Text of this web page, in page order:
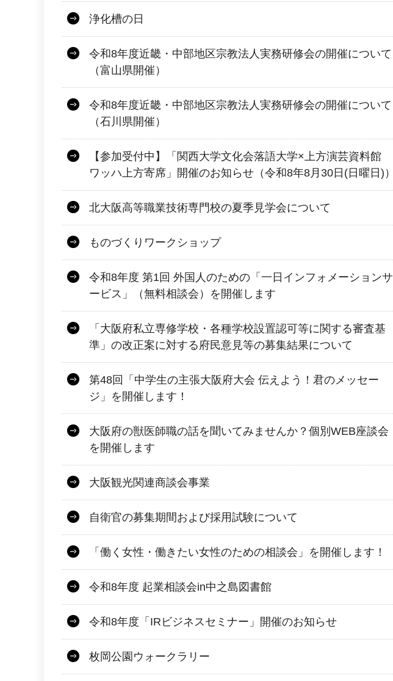
浄化槽の日
令和8年度近畿・中部地区宗教法人実務研修会の開催について
（富山県開催）
令和8年度近畿・中部地区宗教法人実務研修会の開催について
（石川県開催）
【参加受付中】「関西大学文化会落語大学×上方演芸資料館
ワッハ上方寄席」開催のお知らせ（令和8年8月30日(日曜日)）
北大阪高等職業技術専門校の夏季見学会について
ものづくりワークショップ
令和8年度 第1回 外国人のための「一日インフォメーションサ
ービス」（無料相談会）を開催します
「大阪府私立専修学校・各種学校設置認可等に関する審査基
準」の改正案に対する府民意見等の募集結果について
第48回「中学生の主張大阪府大会 伝えよう！君のメッセー
ジ」を開催します！
大阪府の獣医師職の話を聞いてみませんか？個別WEB座談会
を開催します
大阪観光関連商談会事業
自衛官の募集期間および採用試験について
「働く女性・働きたい女性のための相談会」を開催します！
令和8年度 起業相談会in中之島図書館
令和8年度「IRビジネスセミナー」開催のお知らせ
枚岡公園ウォークラリー